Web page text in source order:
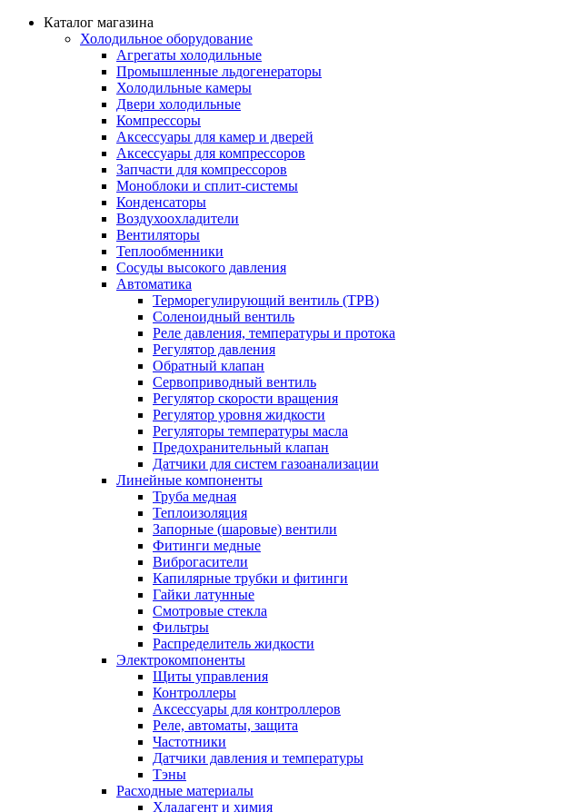
Каталог магазина
Холодильное оборудование
Агрегаты холодильные
Промышленные льдогенераторы
Холодильные камеры
Двери холодильные
Компрессоры
Аксессуары для камер и дверей
Аксессуары для компрессоров
Запчасти для компрессоров
Моноблоки и сплит-системы
Конденсаторы
Воздухоохладители
Вентиляторы
Теплообменники
Сосуды высокого давления
Автоматика
Терморегулирующий вентиль (ТРВ)
Соленоидный вентиль
Реле давления, температуры и протока
Регулятор давления
Обратный клапан
Сервоприводный вентиль
Регулятор скорости вращения
Регулятор уровня жидкости
Регуляторы температуры масла
Предохранительный клапан
Датчики для систем газоанализации
Линейные компоненты
Труба медная
Теплоизоляция
Запорные (шаровые) вентили
Фитинги медные
Виброгасители
Капилярные трубки и фитинги
Гайки латунные
Смотровые стекла
Фильтры
Распределитель жидкости
Электрокомпоненты
Щиты управления
Контроллеры
Аксессуары для контроллеров
Реле, автоматы, защита
Частотники
Датчики давления и температуры
Тэны
Расходные материалы
Хладагент и химия